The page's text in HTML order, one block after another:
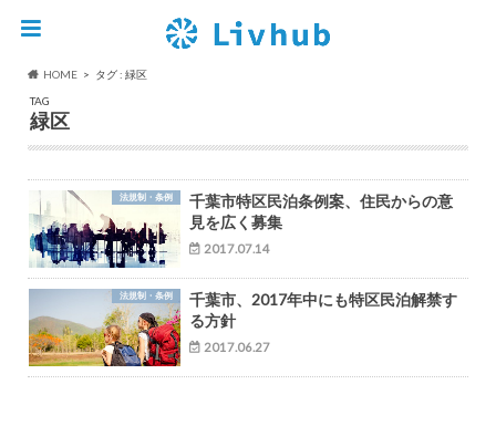
HOME
タグ : 緑区
TAG
緑区
法規制・条例
千葉市特区民泊条例案、住民からの意
見を広く募集
2017.07.14
法規制・条例
千葉市、2017年中にも特区民泊解禁す
る方針
2017.06.27